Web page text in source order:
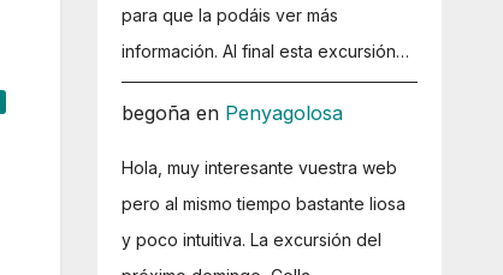
para que la podáis ver más
información. Al final esta excursión…
begoñaen Penyagolosa
Hola, muy interesante vuestra web
pero al mismo tiempo bastante liosa
y poco intuitiva. La excursión del